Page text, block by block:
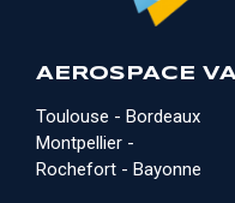
AEROSPACE
Toulouse - Bordeaux
Montpellier -
Rochefort - Bayonne